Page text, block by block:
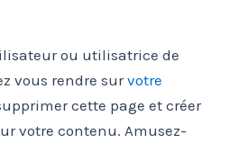
ou utilisatrice de
vous rendre survotre
cette page et créer
votre contenu. Amusez-